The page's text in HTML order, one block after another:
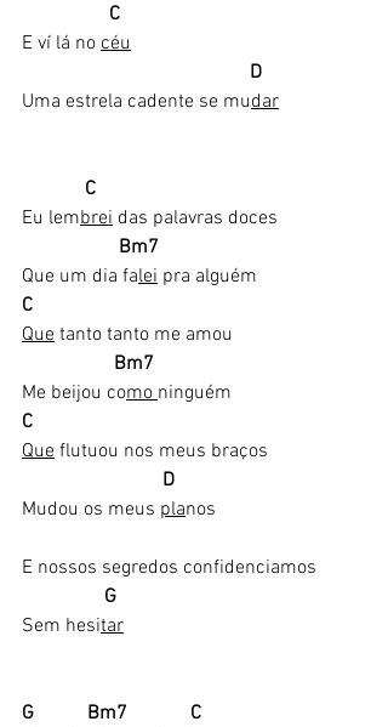
                 C
E ví lá no céu
                                              D
Uma estrela cadente se mudar
  C
Eu lembrei das palavras doces
Bm7
Que um dia falei pra alguém
C
Que tanto tanto me amou
                  Bm7
Me beijou como ninguém
C
Que flutuou nos meus braços
D
Mudou os meus planos
E nossos segredos confidenciamos
                G
Sem hesitar
G           Bm7             C